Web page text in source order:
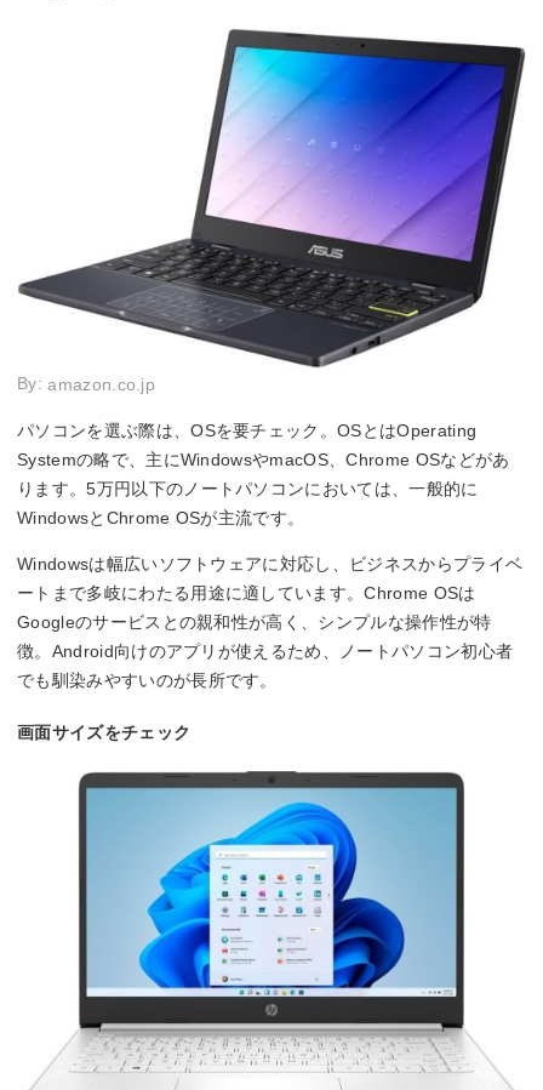
By:amazon.co.jp
パソコンを選ぶ際は、OSを要チェック。OSとはOperating
Systemの略で、主にWindowsやmacOS、Chrome OSなどがあ
ります。5万円以下のノートパソコンにおいては、一般的に
WindowsとChrome OSが主流です。
Windowsは幅広いソフトウェアに対応し、ビジネスからプライベ
ートまで多岐にわたる用途に適しています。Chrome OSは
Googleのサービスとの親和性が高く、シンプルな操作性が特
徴。Android向けのアプリが使えるため、ノートパソコン初心者
でも馴染みやすいのが長所です。
画面サイズをチェック